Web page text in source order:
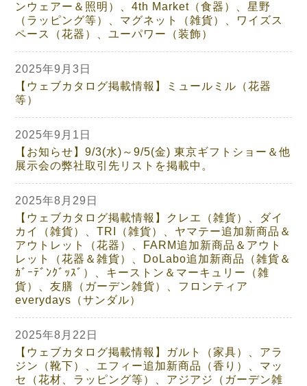
ンウェアー＆照明）、4th Market（食器）、星野
（ラッピング等）、マグネット（雑貨）、ワイズス
ペース（花器）、ユーパワー（装飾）
2025年9月3日
【ウェブカタログ掲載情報】ミュールミル（花器
等）
2025年9月1日
【お知らせ】9/3(水)～9/5(金) 東京ギフトショー＆他
展示会の弊社取引先リストを掲載中。
2025年8月29日
【ウェブカタログ掲載情報】クレエ（雑貨）、ダイ
カイ（雑貨）、TRI（雑貨）、ヤマテー追加新商品＆
アウトレット（花器）、FARM追加新商品＆アウト
レット（花器＆雑貨）、DoLabo追加新商品（雑貨＆
ｶﾞｰﾃﾞﾝｸﾞｯｽﾞ）、キーストン＆マーキュリー（雑
貨）、友膳（ガーデン雑貨）、フロンティア
everydays（サンダル）
2025年8月22日
【ウェブカタログ掲載情報】ガルト（家具）、アラ
ジン（靴下）、エフィー追加新商品（香り）、マッ
セ（花材、ラッピング等）、アジアジ（ガーデン雑